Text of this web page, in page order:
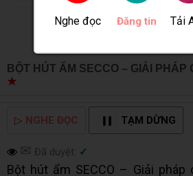
Nghe đọc Đăng tin Tải
BỘT HÚT ẨM SECCO – GIẢI PHÁP
★
▷ NGHE ĐỌC TẠM DỪNG
✉ Đã duyệt: ✓
Bột hút ẩm SECCO – Giải pháp